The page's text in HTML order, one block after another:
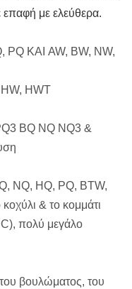
άνοιξη
με ελεύθερα.
PQ ΚΑΙ AW, BW, NW,
HWT
BQ NQ NQ3 &
NQ, HQ, PQ, BTW,
& το κομμάτι
πολύ μεγάλο
βουλώματος, του